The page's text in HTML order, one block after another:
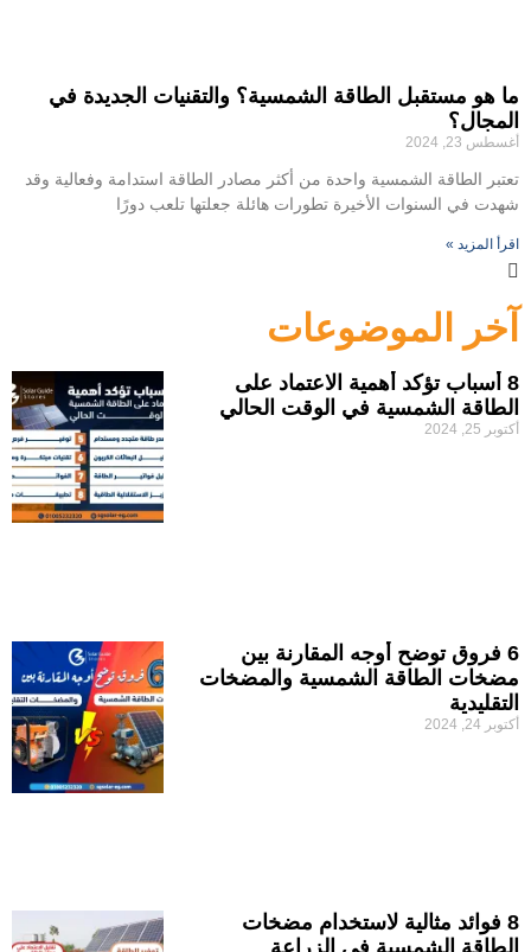
ما هو مستقبل الطاقة الشمسية؟ والتقنيات الجديدة في
المجال؟
أغسطس 23, 2024
تعتبر الطاقة الشمسية واحدة من أكثر مصادر الطاقة استدامة وفعالية وقد
شهدت في السنوات الأخيرة تطورات هائلة جعلتها تلعب دورًا
اقرأ المزيد »
آخر الموضوعات
8 أسباب تؤكد أهمية الاعتماد على
الطاقة الشمسية في الوقت الحالي
أكتوبر 25, 2024
6 فروق توضح أوجه المقارنة بين
مضخات الطاقة الشمسية والمضخات
التقليدية
أكتوبر 24, 2024
8 فوائد مثالية لاستخدام مضخات